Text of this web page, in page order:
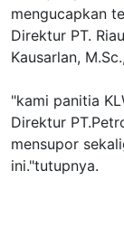
mengucapkan
Direktur PT.
Kausarlan,
"kami panitia
Direktur
mensupor
ini."tutupnya.